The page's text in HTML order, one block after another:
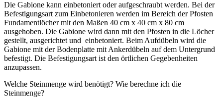
Die Gabione kann einbetoniert oder aufgeschraubt werden. Bei der
Befestigungsart zum Einbetonieren werden im Bereich der Pfosten
Fundamentlöcher mit den Maßen 40 cm x 40 cm x 80 cm
ausgehoben. Die Gabione wird dann mit den Pfosten in die Löcher
gestellt, ausgerichtet und einbetoniert. Beim Aufdübeln wird die
Gabione mit der Bodenplatte mit Ankerdübeln auf dem Untergrund
befestigt. Die Befestigungsart ist den örtlichen Gegebenheiten
anzupassen.
Welche Steinmenge wird benötigt? Wie berechne ich die
Steinmenge?